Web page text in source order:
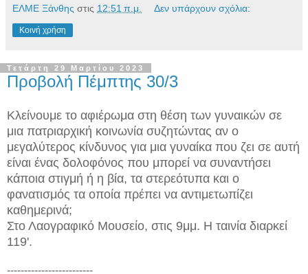
ΕΛΜΕ Ξάνθης στις 12:51 π.μ. Δεν υπάρχουν σχόλια:
Κοινή χρήση
Τετάρτη 29 Μαρτίου 2023
Προβολή Πέμπτης 30/3
Κλείνουμε το αφιέρωμα στη θέση των γυναικών σε
μια πατριαρχική κοινωνία συζητώντας αν ο
μεγαλύτερος κίνδυνος για μια γυναίκα που ζει σε αυτή
είναι ένας δολοφόνος που μπορεί να συναντήσει
κάποια στιγμή ή η βία, τα στερεότυπα και ο
φανατισμός τα οποία πρέπει να αντιμετωπίζει
καθημερινά;
Στο Λαογραφικό Μουσείο, στις 9μμ. Η ταινία διαρκεί
119'.
-------------------------